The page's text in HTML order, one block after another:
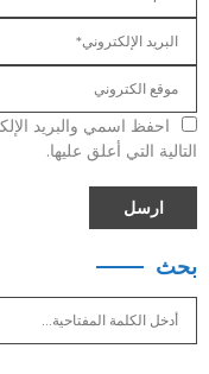
احفظ اسمي والبريد
التالية التي أعلق عليها.
بحث